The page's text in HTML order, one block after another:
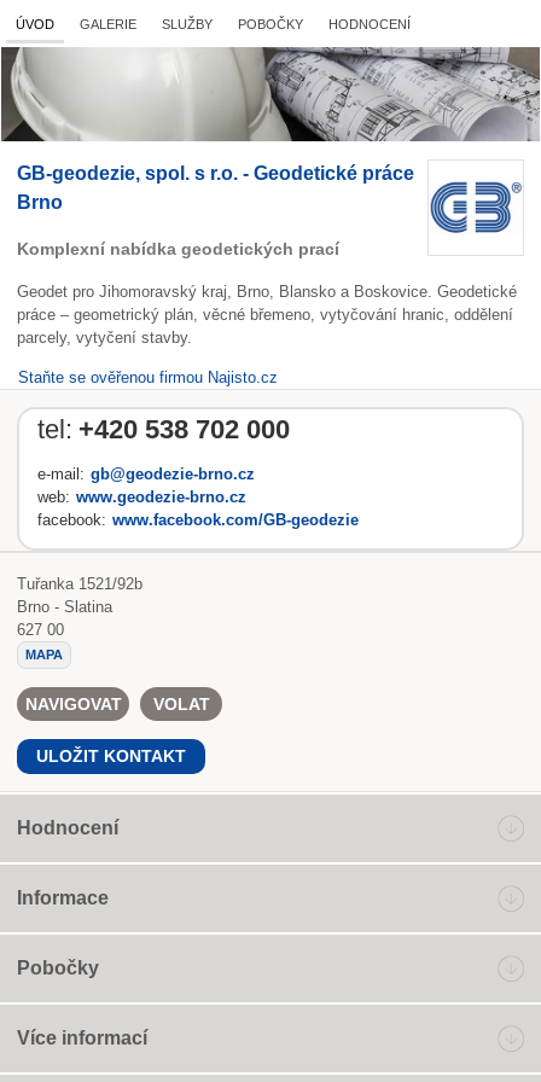
ÚVOD GALERIE SLUŽBY POBOČKY HODNOCENÍ
GB-geodezie, spol. s r.o. - Geodetické práce
Brno
Komplexní nabídka geodetických prací
Geodet pro Jihomoravský kraj, Brno, Blansko a Boskovice. Geodetické
práce – geometrický plán, věcné břemeno, vytyčování hranic, oddělení
parcely, vytyčení stavby.
Staňte se ověřenou firmou Najisto.cz
tel: +420 538 702 000
e-mail: gb@geodezie-brno.cz
web: www.geodezie-brno.cz
facebook: www.facebook.com/GB-geodezie
Tuřanka 1521/92b
Brno - Slatina
627 00
MAPA
NAVIGOVAT VOLAT
ULOŽIT KONTAKT
Hodnocení
Informace
Pobočky
Více informací